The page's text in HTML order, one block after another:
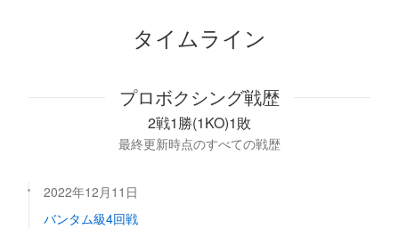
タイムライン
プロボクシング戦歴
2戦1勝(1KO)1敗
最終更新時点のすべての戦歴
2022年12月11日
バンタム級4回戦